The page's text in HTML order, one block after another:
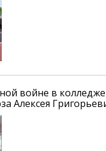
войне в
Алексея